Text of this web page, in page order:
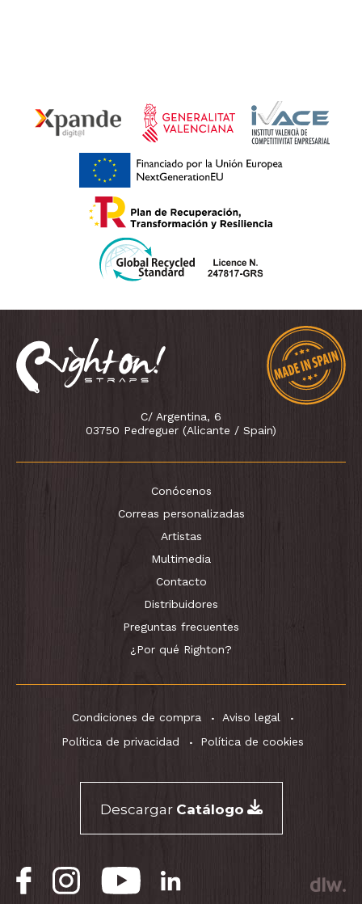
C/ Argentina, 6
03750 Pedreguer (Alicante / Spain)
Conócenos
Correas personalizadas
Artistas
Multimedia
Contacto
Distribuidores
Preguntas frecuentes
¿Por qué Righton?
Condiciones de compra
Aviso legal
Política de privacidad
Política de cookies
Descargar Catálogo